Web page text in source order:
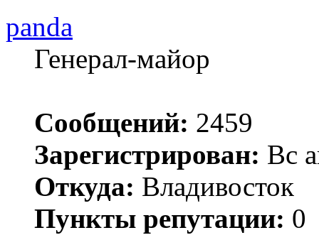
panda
Генерал-майор
Сообщений: 2459
Зарегистрирован: Вс
Откуда: Владивосток
Пункты репутации: 0